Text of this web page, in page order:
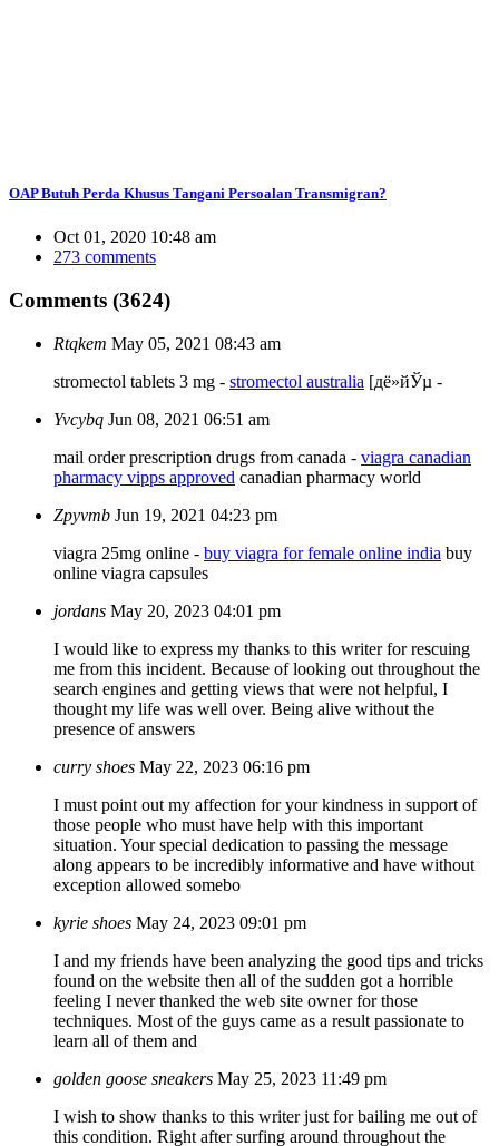
OAP Butuh Perda Khusus Tangani Persoalan Transmigran?
Oct 01, 2020 10:48 am
273 comments
Comments (3624)
Rtqkem May 05, 2021 08:43 am
stromectol tablets 3 mg - stromectol australia [дё»йЎµ -
Yvcybq Jun 08, 2021 06:51 am
mail order prescription drugs from canada - viagra canadian
pharmacy vipps approved canadian pharmacy world
Zpyvmb Jun 19, 2021 04:23 pm
viagra 25mg online - buy viagra for female online india buy
online viagra capsules
jordans May 20, 2023 04:01 pm
I would like to express my thanks to this writer for rescuing
me from this incident. Because of looking out throughout the
search engines and getting views that were not helpful, I
thought my life was well over. Being alive without the
presence of answers
curry shoes May 22, 2023 06:16 pm
I must point out my affection for your kindness in support of
those people who must have help with this important
situation. Your special dedication to passing the message
along appears to be incredibly informative and have without
exception allowed somebo
kyrie shoes May 24, 2023 09:01 pm
I and my friends have been analyzing the good tips and tricks
found on the website then all of the sudden got a horrible
feeling I never thanked the web site owner for those
techniques. Most of the guys came as a result passionate to
learn all of them and
golden goose sneakers May 25, 2023 11:49 pm
I wish to show thanks to this writer just for bailing me out of
this condition. Right after surfing around throughout the